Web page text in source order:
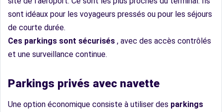
sont idéaux pour les voyageurs pressés ou pour les séjours
de courte durée.
Ces parkings sont sécurisés , avec des accès contrôlés
et une surveillance continue.
Parkings privés avec navette
Une option économique consiste à utiliser des parkings